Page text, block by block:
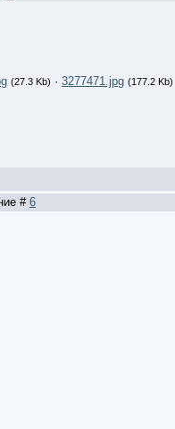
(27.3 Kb) · 3277471.jpg (177.2 Kb)
#6